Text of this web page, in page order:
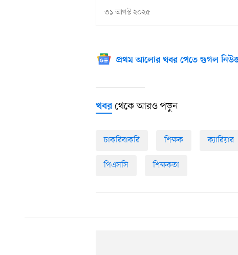
৩১ আগস্ট ২০২৫
প্রথম আলোর খবর পেতে গুগল
খবরথেকে আরও পড়ুন
চাকরিবাকরি শিক্ষক ক্যারিয়ার
পিএসসি শিক্ষকতা